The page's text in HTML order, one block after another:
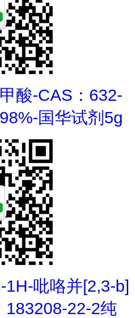
酸-CAS：632-
国华试剂5g
1H-吡咯并[2,3-b]
183208-22-2纯